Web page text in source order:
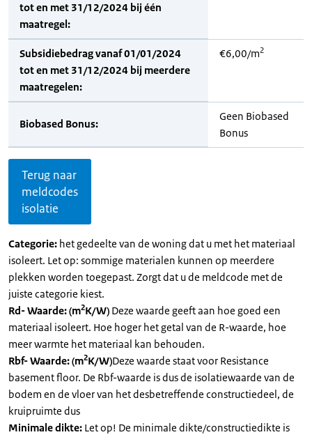
tot en met 31/12/2024 bij één
maatregel:
Subsidiebedrag vanaf 01/01/2024
tot en met 31/12/2024 bij meerdere
maatregelen:
€6,00/m2
Biobased Bonus:
Geen Biobased
Bonus
Terug naar
meldcodes
isolatie
Categorie: het gedeelte van de woning dat u met het materiaal
isoleert. Let op: sommige materialen kunnen op meerdere
plekken worden toegepast. Zorgt dat u de meldcode met de
juiste categorie kiest.
Rd- Waarde: (m2K/W) Deze waarde geeft aan hoe goed een
materiaal isoleert. Hoe hoger het getal van de R-waarde, hoe
meer warmte het materiaal kan behouden.
Rbf- Waarde: (m2K/W)Deze waarde staat voor Resistance
basement floor. De Rbf-waarde is dus de isolatiewaarde van de
bodem en de vloer van het desbetreffende constructiedeel, de
kruipruimte dus
Minimale dikte: Let op! De minimale dikte/constructiedikte is